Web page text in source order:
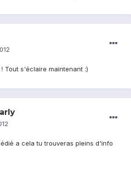
Tout s'éclaire maintenant :)
a cela tu trouveras pleins d'info